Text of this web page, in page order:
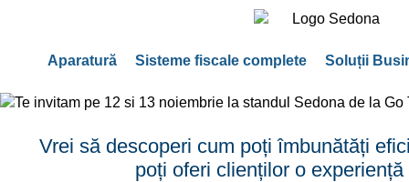
Aparatură Sisteme fiscale complete Soluții
Vrei să descoperi cum poți îmbunătăți
poți oferi clienților o